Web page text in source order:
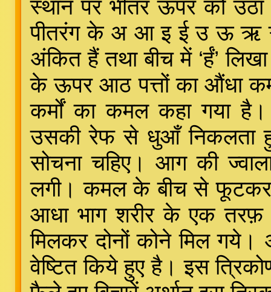
स्थान पर भीतर ऊपर को
पीतरंग के अ आ इ ई उ ऊ ऋ
अंकित हैं तथा बीच में ‘र्हं’
के ऊपर आठ पत्तों का औंधा कमल
कर्मों का कमल कहा गया है।
उसकी रेफ से धुआँ निकलता
सोचना चहिए। आग की
लगी। कमल के बीच से फूटकर
आधा भाग शरीर के एक
मिलकर दोनों कोने मिल गये।
वेष्टित किये हुए है। इस